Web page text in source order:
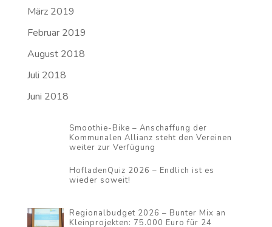
März 2019
Februar 2019
August 2018
Juli 2018
Juni 2018
Smoothie-Bike – Anschaffung der
Kommunalen Allianz steht den Vereinen
weiter zur Verfügung
HofladenQuiz 2026 – Endlich ist es
wieder soweit!
Regionalbudget 2026 – Bunter Mix an
Kleinprojekten: 75.000 Euro für 24